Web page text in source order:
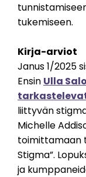
tukemiseen.
Kirja-arviot
Janus 1/2025
Ensin Ulla
liittyvän
Michelle
toimittamaan
Stigma”.
ja